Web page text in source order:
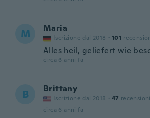
M Maria
Iscrizione dal 2018 · 101
Alles heil, geliefert wie
circa 6 anni fa
B Brittany
Iscrizione dal 2018 · 47 recensioni
circa 6 anni fa